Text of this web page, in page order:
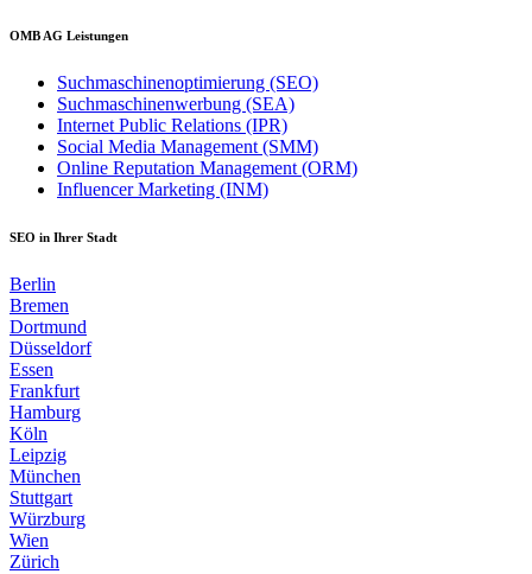
OMB AG Leistungen
Suchmaschinenoptimierung (SEO)
Suchmaschinenwerbung (SEA)
Internet Public Relations (IPR)
Social Media Management (SMM)
Online Reputation Management (ORM)
Influencer Marketing (INM)
SEO in Ihrer Stadt
Berlin
Bremen
Dortmund
Düsseldorf
Essen
Frankfurt
Hamburg
Köln
Leipzig
München
Stuttgart
Würzburg
Wien
Zürich